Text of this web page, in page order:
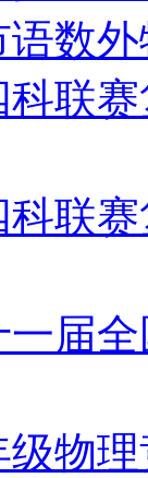
语数
科联
科联
届全
级物